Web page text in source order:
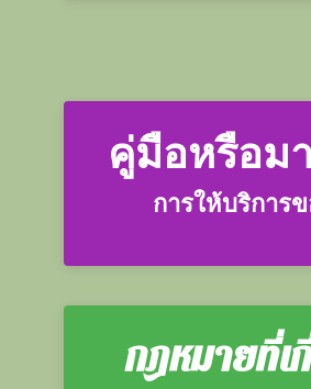
คู่มือหรือม
การให้บริการ
กฎหมายที่เ